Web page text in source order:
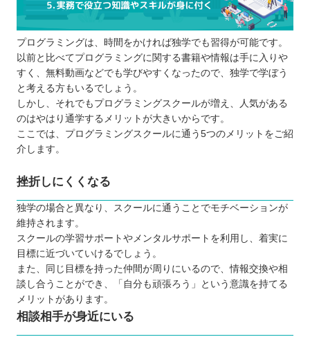
プログラミングは、時間をかければ独学でも習得が可能です。
以前と比べてプログラミングに関する書籍や情報は手に入りや
すく、無料動画などでも学びやすくなったので、独学で学ぼう
と考える方もいるでしょう。
しかし、それでもプログラミングスクールが増え、人気がある
のはやはり通学するメリットが大きいからです。
ここでは、プログラミングスクールに通う5つのメリットをご紹
介します。
挫折しにくくなる
独学の場合と異なり、スクールに通うことでモチベーションが
維持されます。
スクールの学習サポートやメンタルサポートを利用し、着実に
目標に近づいていけるでしょう。
また、同じ目標を持った仲間が周りにいるので、情報交換や相
談し合うことができ、「自分も頑張ろう」という意識を持てる
メリットがあります。
相談相手が身近にいる